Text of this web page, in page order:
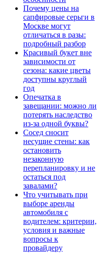
Почему цены на
сапфировые серьги в
Москве могут
отличаться в разы:
подробный разбор
Красивый букет вне
зависимости от
сезона: какие цветы
доступны круглый
год
Опечатка в
завещании: можно ли
потерять наследство
из-за одной буквы?
Сосед сносит
несущие стены: как
остановить
незаконную
перепланировку и не
остаться под
завалами?
Что учитывать при
выборе аренды
автомобиля с
водителем: критерии,
условия и важные
вопросы к
провайдеру